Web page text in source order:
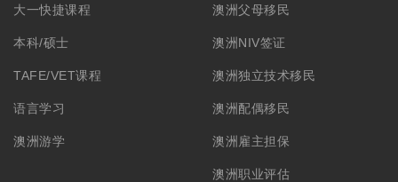
大一快捷课程
本科/硕士
TAFE/VET课程
语言学习
澳洲游学
澳洲父母移民
澳洲NIV签证
澳洲独立技术移民
澳洲配偶移民
澳洲雇主担保
澳洲职业评估